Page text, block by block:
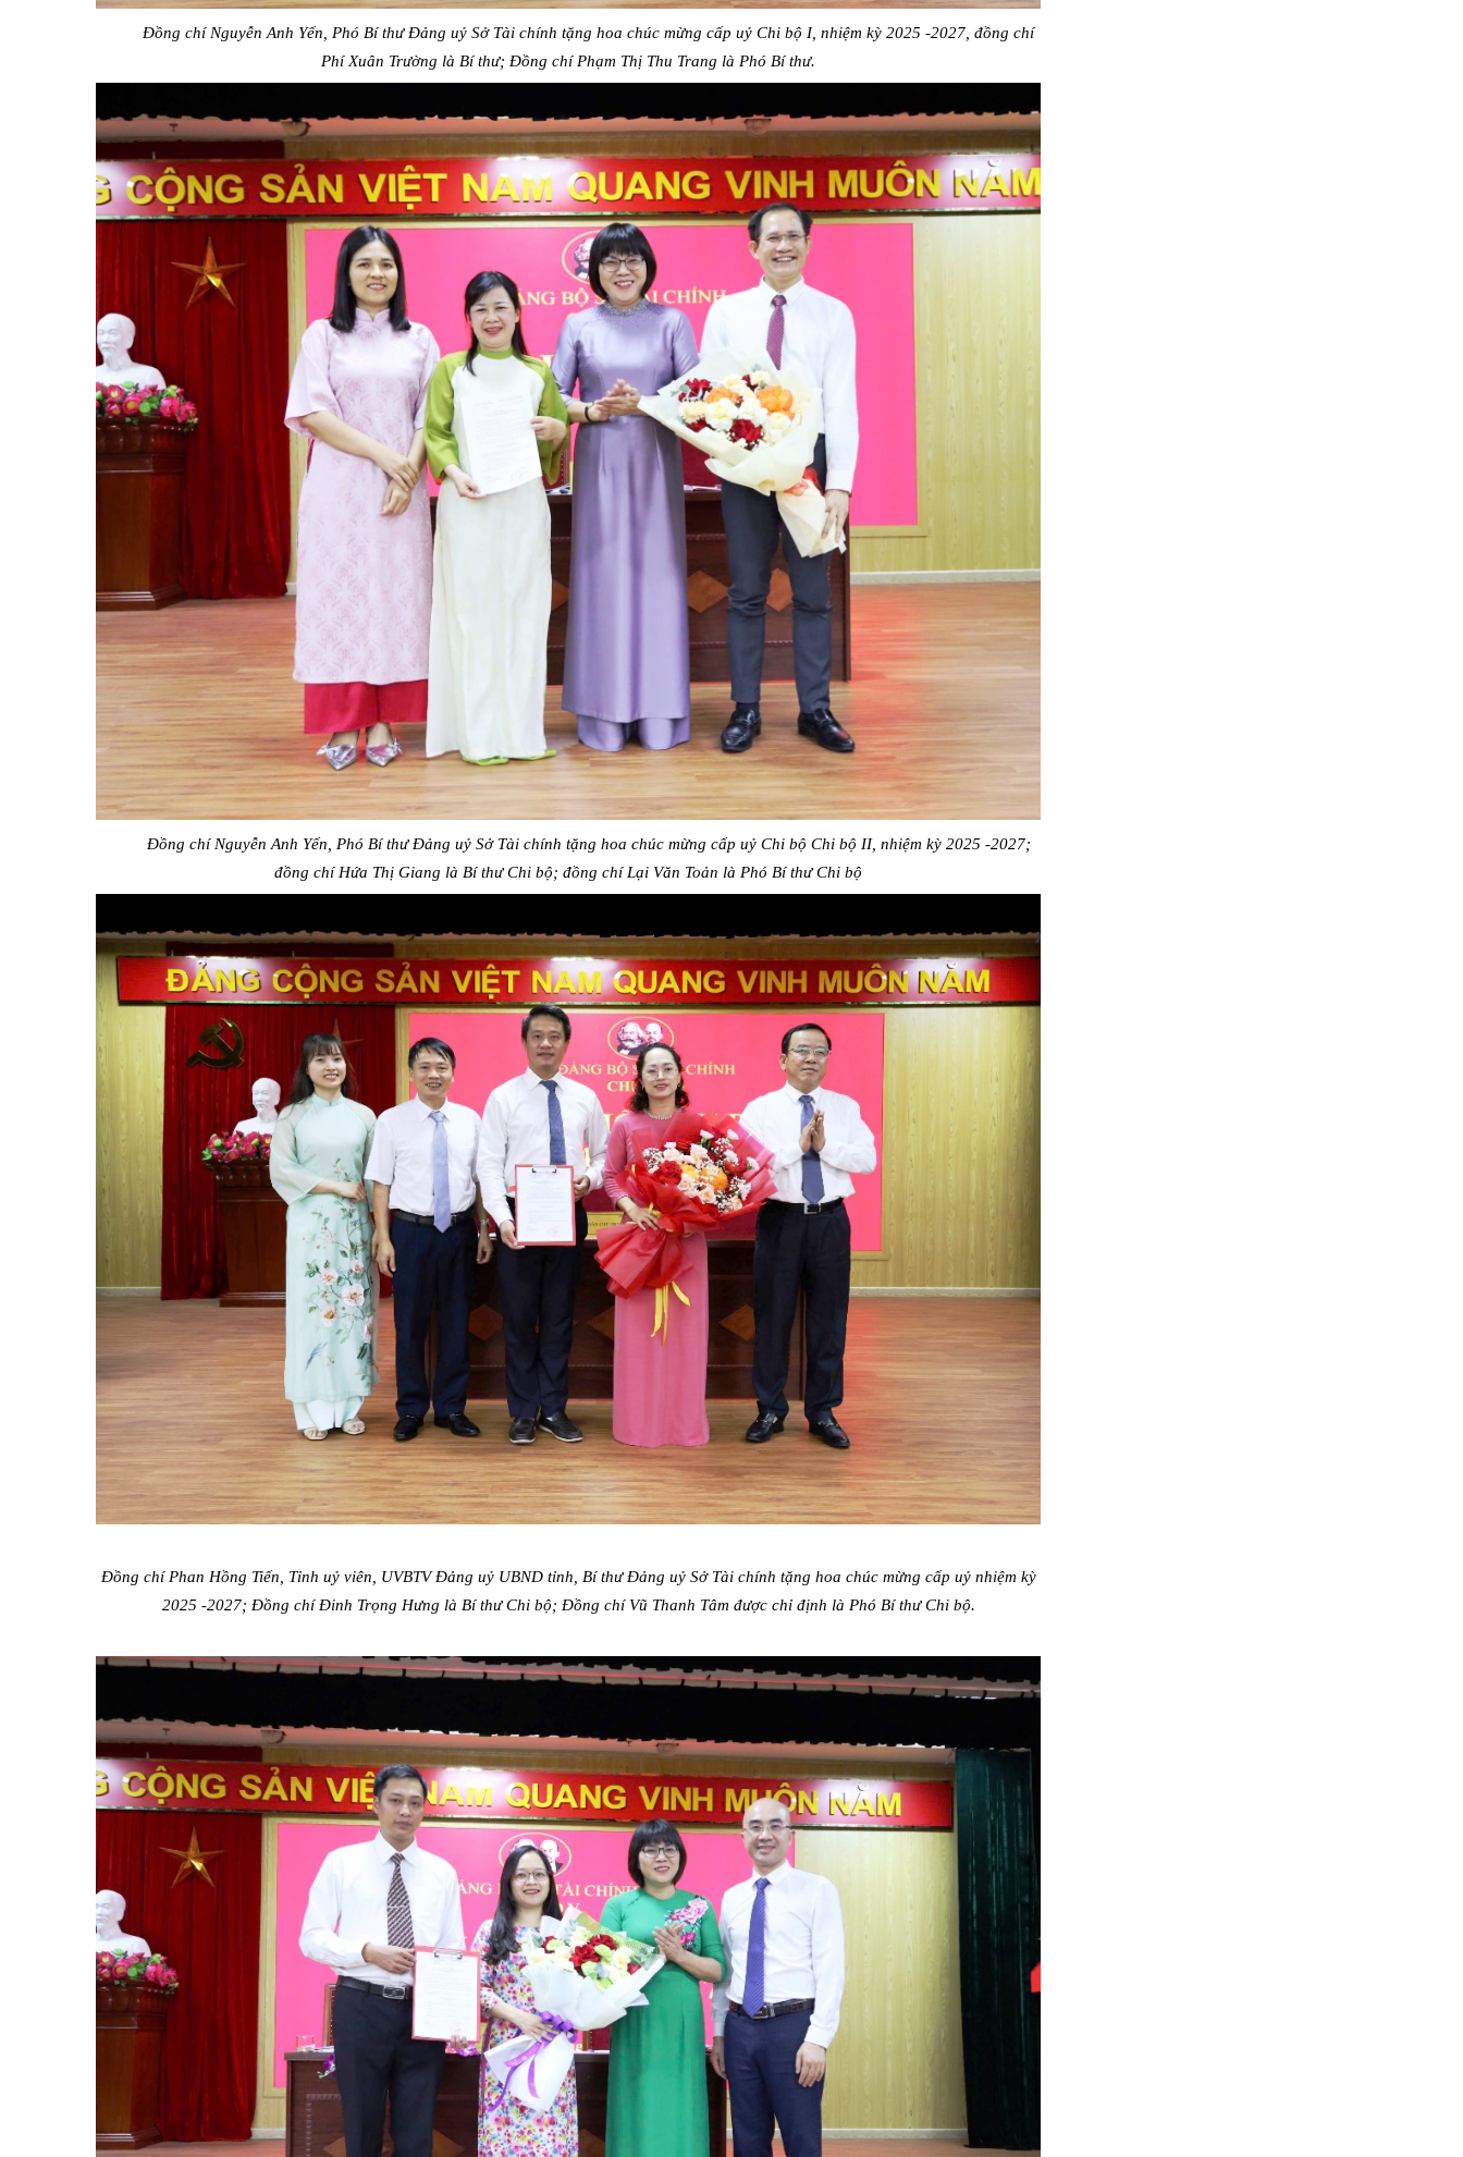
Đồng chí Nguyễn Anh Yến, Phó Bí thư Đảng uỷ Sở Tài chính tặng hoa chúc mừng cấp uỷ Chi bộ I, nhiệm kỳ 2025 -2027, đồng chí
Phí Xuân Trường là Bí thư; Đồng chí Phạm Thị Thu Trang là Phó Bí thư.
Đồng chí Nguyễn Anh Yến, Phó Bí thư Đảng uỷ Sở Tài chính tặng hoa chúc mừng cấp uỷ Chi bộ Chi bộ II, nhiệm kỳ 2025 -2027;
đồng chí Hứa Thị Giang là Bí thư Chi bộ; đồng chí Lại Văn Toản là Phó Bí thư Chi bộ
Đồng chí Phan Hồng Tiến, Tỉnh uỷ viên, UVBTV Đảng uỷ UBND tỉnh, Bí thư Đảng uỷ Sở Tài chính tặng hoa chúc mừng cấp uỷ nhiệm kỳ
2025 -2027; Đồng chí Đinh Trọng Hưng là Bí thư Chi bộ; Đồng chí Vũ Thanh Tâm được chỉ định là Phó Bí thư Chi bộ.